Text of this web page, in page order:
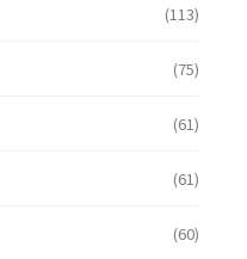
(113)
(75)
(61)
(61)
(60)